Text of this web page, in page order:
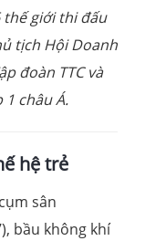
thế giới thi đấu
tịch Hội Doanh
đoàn TTC và
châu Á.
hệ trẻ
sân
bầu không khí